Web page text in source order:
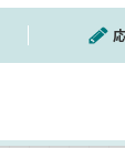
もしっかり確